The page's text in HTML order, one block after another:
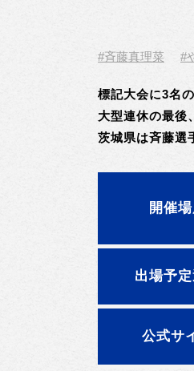
#斉藤真理菜 #
標記大会に3名
大型連休の最後
茨城県は斉藤選
開催
出場予
公式サ